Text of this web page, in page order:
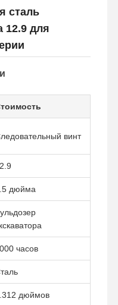
сталь
12.9 для
винт
дюйма
часов
дюймов